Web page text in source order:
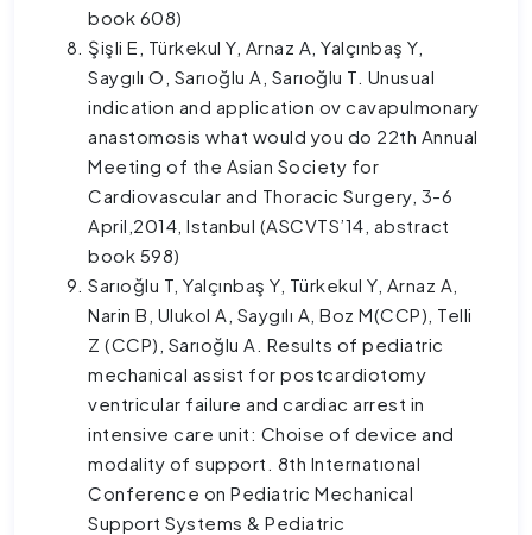
book 608)
Şişli E, Türkekul Y, Arnaz A, Yalçınbaş Y,
Saygılı O, Sarıoğlu A, Sarıoğlu T. Unusual
indication and application ov cavapulmonary
anastomosis what would you do 22th Annual
Meeting of the Asian Society for
Cardiovascular and Thoracic Surgery, 3-6
April,2014, Istanbul (ASCVTS’14, abstract
book 598)
Sarıoğlu T, Yalçınbaş Y, Türkekul Y, Arnaz A,
Narin B, Ulukol A, Saygılı A, Boz M(CCP), Telli
Z (CCP), Sarıoğlu A. Results of pediatric
mechanical assist for postcardiotomy
ventricular failure and cardiac arrest in
intensive care unit: Choise of device and
modality of support. 8th Internatıonal
Conference on Pediatric Mechanical
Support Systems & Pediatric